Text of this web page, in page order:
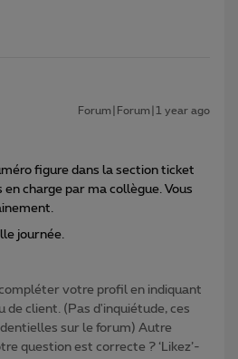
Forum|Forum|1 year ago
figure dans la section ticket
charge par ma collègue. Vous
journée.
votre profil en indiquant
de client. (Pas d'inquiétude, ces
sur le forum) Autre
question est correcte ? ‘Likez’-